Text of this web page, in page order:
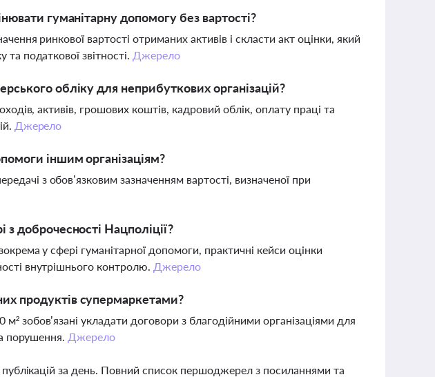
гуманітарну допомогу без вартості?
ринкової вартості отриманих активів і скласти акт оцінки, який
податкової звітності. Джерело
обліку для неприбуткових організацій?
активів, грошових коштів, кадровий облік, оплату праці та
Джерело
іншим організаціям?
з обов’язковим зазначенням вартості, визначеної при
доброчесності Нацполіції?
у сфері гуманітарної допомоги, практичні кейси оцінки
внутрішнього контролю. Джерело
продуктів супермаркетами?
зобов’язані укладати договори з благодійними організаціями для
порушення. Джерело
за день. Повний список першоджерел з посиланнями та